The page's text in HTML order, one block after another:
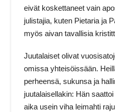
eivät koskettaneet vain
julistajia, kuten Pietaria ja
myös aivan tavallisia
Juutalaiset olivat
omissa yhteisöissään.
perheensä, sukunsa ja
juutalaisellakin: Hän
aika usein viha leimahti